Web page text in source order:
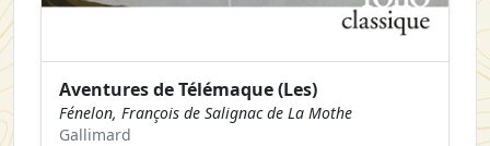
Aventures de Télémaque (Les)
Fénelon, François de Salignac de La Mothe
Gallimard